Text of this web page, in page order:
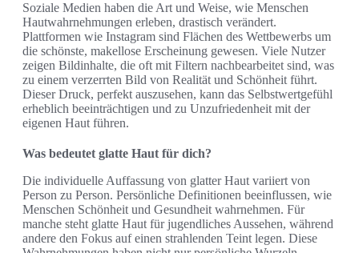
Soziale Medien haben die Art und Weise, wie Menschen
Hautwahrnehmungen erleben, drastisch verändert.
Plattformen wie Instagram sind Flächen des Wettbewerbs um
die schönste, makellose Erscheinung gewesen. Viele Nutzer
zeigen Bildinhalte, die oft mit Filtern nachbearbeitet sind, was
zu einem verzerrten Bild von Realität und Schönheit führt.
Dieser Druck, perfekt auszusehen, kann das Selbstwertgefühl
erheblich beeinträchtigen und zu Unzufriedenheit mit der
eigenen Haut führen.
Was bedeutet glatte Haut für dich?
Die individuelle Auffassung von glatter Haut variiert von
Person zu Person. Persönliche Definitionen beeinflussen, wie
Menschen Schönheit und Gesundheit wahrnehmen. Für
manche steht glatte Haut für jugendliches Aussehen, während
andere den Fokus auf einen strahlenden Teint legen. Diese